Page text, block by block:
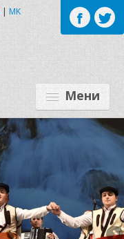
Мени
| MK